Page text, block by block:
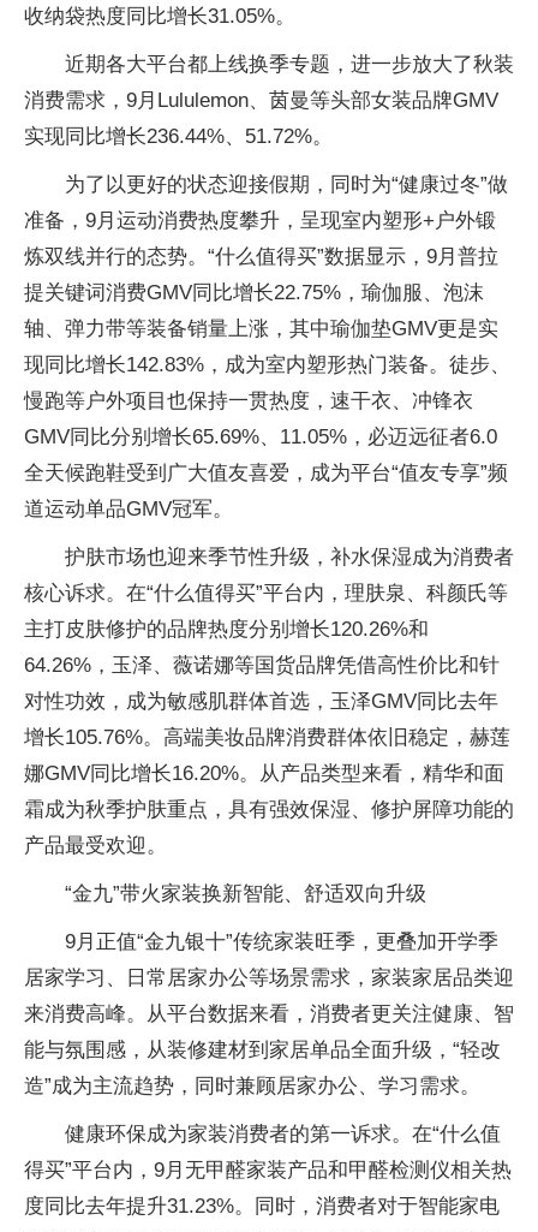
收纳袋热度同比增长31.05%。
近期各大平台都上线换季专题，进一步放大了秋装
消费需求，9月Lululemon、茵曼等头部女装品牌GMV
实现同比增长236.44%、51.72%。
为了以更好的状态迎接假期，同时为“健康过冬”做
准备，9月运动消费热度攀升，呈现室内塑形+户外锻
炼双线并行的态势。“什么值得买”数据显示，9月普拉
提关键词消费GMV同比增长22.75%，瑜伽服、泡沫
轴、弹力带等装备销量上涨，其中瑜伽垫GMV更是实
现同比增长142.83%，成为室内塑形热门装备。徒步、
慢跑等户外项目也保持一贯热度，速干衣、冲锋衣
GMV同比分别增长65.69%、11.05%，必迈远征者6.0
全天候跑鞋受到广大值友喜爱，成为平台“值友专享”频
道运动单品GMV冠军。
护肤市场也迎来季节性升级，补水保湿成为消费者
核心诉求。在“什么值得买”平台内，理肤泉、科颜氏等
主打皮肤修护的品牌热度分别增长120.26%和
64.26%，玉泽、薇诺娜等国货品牌凭借高性价比和针
对性功效，成为敏感肌群体首选，玉泽GMV同比去年
增长105.76%。高端美妆品牌消费群体依旧稳定，赫莲
娜GMV同比增长16.20%。从产品类型来看，精华和面
霜成为秋季护肤重点，具有强效保湿、修护屏障功能的
产品最受欢迎。
“金九”带火家装换新智能、舒适双向升级
9月正值“金九银十”传统家装旺季，更叠加开学季
居家学习、日常居家办公等场景需求，家装家居品类迎
来消费高峰。从平台数据来看，消费者更关注健康、智
能与氛围感，从装修建材到家居单品全面升级，“轻改
造”成为主流趋势，同时兼顾居家办公、学习需求。
健康环保成为家装消费者的第一诉求。在“什么值
得买”平台内，9月无甲醛家装产品和甲醛检测仪相关热
度同比去年提升31.23%。同时，消费者对于智能家电